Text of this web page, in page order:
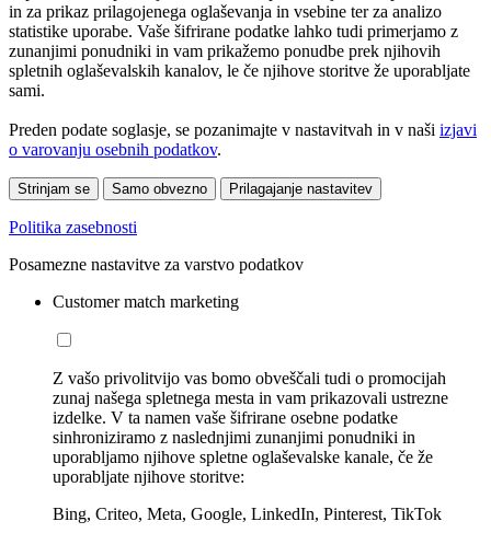
in za prikaz prilagojenega oglaševanja in vsebine ter za analizo
statistike uporabe. Vaše šifrirane podatke lahko tudi primerjamo z
zunanjimi ponudniki in vam prikažemo ponudbe prek njihovih
spletnih oglaševalskih kanalov, le če njihove storitve že uporabljate
sami.
Preden podate soglasje, se pozanimajte v nastavitvah in v naši izjavi
o varovanju osebnih podatkov.
Strinjam se Samo obvezno Prilagajanje nastavitev
Politika zasebnosti
Posamezne nastavitve za varstvo podatkov
Customer match marketing
Z vašo privolitvijo vas bomo obveščali tudi o promocijah
zunaj našega spletnega mesta in vam prikazovali ustrezne
izdelke. V ta namen vaše šifrirane osebne podatke
sinhroniziramo z naslednjimi zunanjimi ponudniki in
uporabljamo njihove spletne oglaševalske kanale, če že
uporabljate njihove storitve:
Bing, Criteo, Meta, Google, LinkedIn, Pinterest, TikTok